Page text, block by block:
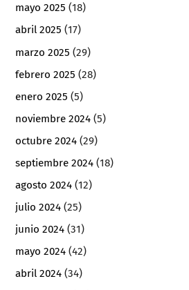
mayo 2025 (18)
abril 2025 (17)
marzo 2025 (29)
febrero 2025 (28)
enero 2025 (5)
noviembre 2024 (5)
octubre 2024 (29)
septiembre 2024 (18)
agosto 2024 (12)
julio 2024 (25)
junio 2024 (31)
mayo 2024 (42)
abril 2024 (34)